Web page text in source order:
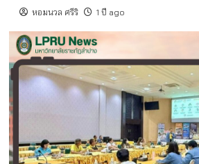
หอมนวล ศรีริ 1 ปี ago